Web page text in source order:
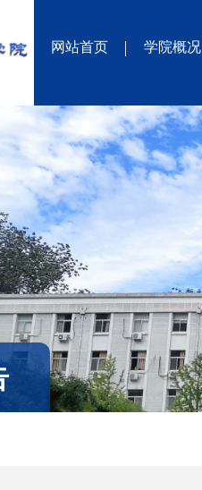
网站首页 学院概况